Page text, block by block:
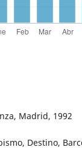
Madrid, 1992
Destino,